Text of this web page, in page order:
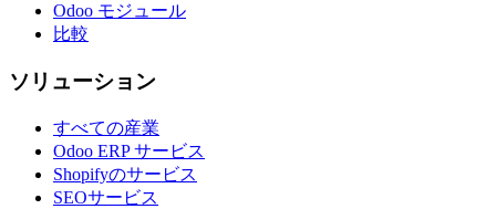
Odoo モジュール
比較
ソリューション
すべての産業
Odoo ERP サービス
Shopifyのサービス
SEOサービス